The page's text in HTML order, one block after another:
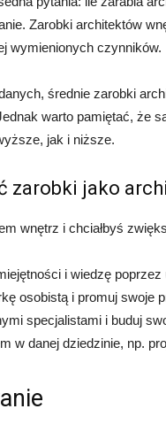
Zarobki architektów
wymienionych czynników.
średnie zarobki
warto pamiętać, że
jak i niższe.
zarobki jako
wnętrz i chciałbyś
i wiedzę
osobistą i promuj swoje
specjalistami i buduj
w danej dziedzinie, np.